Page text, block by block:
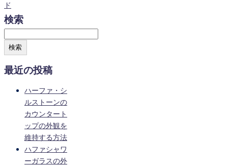
ド
検索
検索
最近の投稿
ハーファ・シ
ルストーンの
カウンタート
ップの外観を
維持する方法
ハファシャワ
ーガラスの外